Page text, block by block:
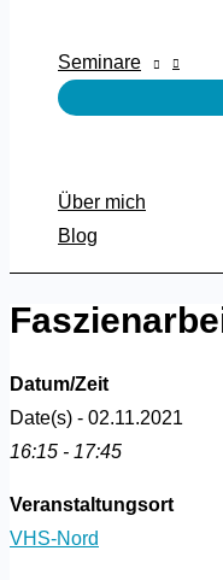
Seminare
Über mich
Blog
Datum/Zeit
Date(s) - 02.11.2021
16:15 - 17:45
Veranstaltungsort
VHS-Nord